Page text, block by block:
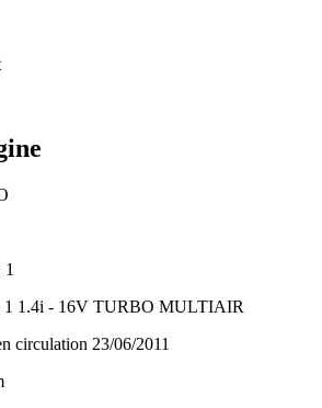
1.4i - 16V TURBO MULTIAIR
circulation 23/06/2011